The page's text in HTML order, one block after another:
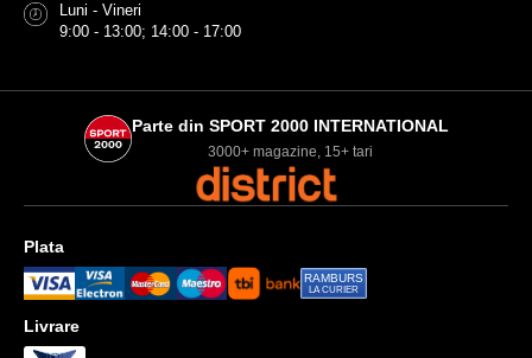
Luni - Vineri
9:00 - 13:00; 14:00 - 17:00
Parte din SPORT 2000 INTERNATIONAL
3000+ magazine, 15+ tari
Plata
RAMBURS
LA CURIER
Livrare